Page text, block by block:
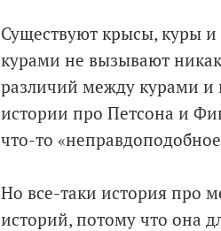
Существуют крысы, куры
курами не вызывают
различий между курами и
истории про Петсона и
что-то
Но все-таки история про
историй, потому что она